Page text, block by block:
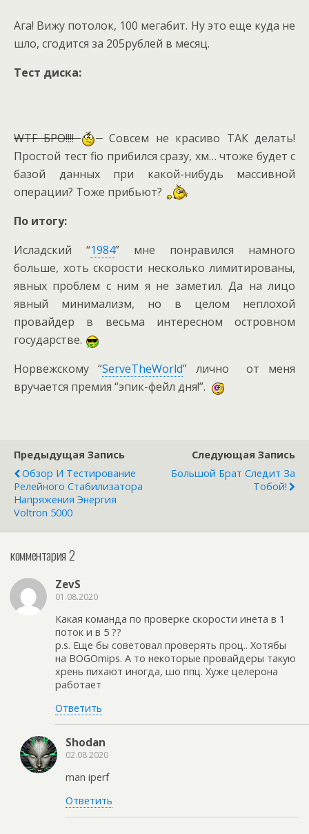
Ага! Вижу потолок, 100 мегабит. Ну это еще куда не
шло, сгодится за 205рублей в месяц.
Тест диска:
WTF БРО!!!!
Совсем не красиво ТАК делать!
Простой тест fio прибился сразу, хм… чтоже будет с
базой данных при какой-нибудь массивной
операции? Тоже прибьют?
По итогу:
Исладский “1984” мне понравился намного
больше, хоть скорости несколько лимитированы,
явных проблем с ним я не заметил. Да на лицо
явный минимализм, но в целом неплохой
провайдер в весьма интересном островном
государстве.
Норвежскому “ServeTheWorld” лично от меня
вручается премия “эпик-фейл дня!”.
Предыдущая Запись
Обзор И Тестирование
Релейного Стабилизатора
Напряжения Энергия
Voltron 5000
Следующая Запись
Большой Брат Следит За
Тобой!
комментария 2
ZevS
01.08.2020
Какая команда по проверке скорости инета в 1
поток и в 5 ??
p.s. Еще бы советовал проверять проц.. Хотябы
на BOGOmips. А то некоторые провайдеры такую
хрень пихают иногда, шо ппц. Хуже целерона
работает
Ответить
Shodan
02.08.2020
man iperf
Ответить